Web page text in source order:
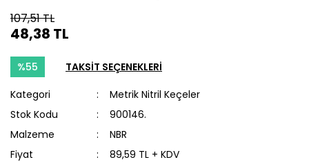
107,51 TL
48,38 TL
%55 TAKSİT SEÇENEKLERİ
Kategori
Metrik Nitril Keçeler
Stok Kodu
900146.
Malzeme
NBR
Fiyat
89,59 TL + KDV